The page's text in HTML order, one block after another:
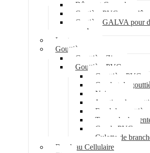
Dôme et Coupole
Costière PVC pour
Costière GALVA pour
coupoles
Lanterneau
Gouttière
Gouttière Zinc
Gouttière PVC
Gouttière PVC
Crochet de
Naissance
Jonction de
Fond de gouttière
Tuyau de
Coude PVC
Culotte de
Bandeau Cellulaire